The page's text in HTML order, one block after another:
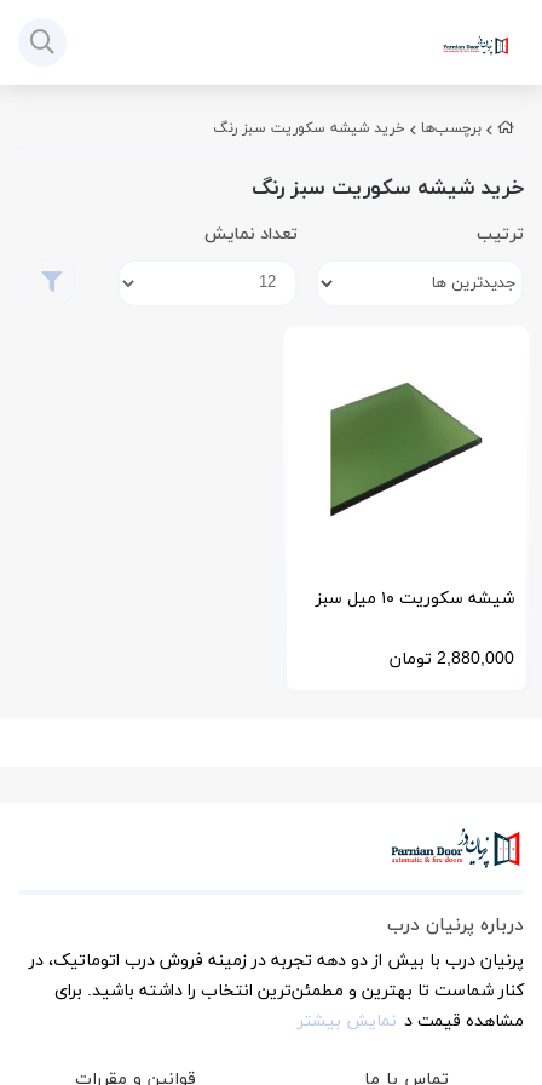
برچسب‌ها خرید شیشه سکوریت سبز رنگ
خرید شیشه سکوریت سبز رنگ
ترتیب تعداد نمایش
شیشه سکوریت ۱۰ میل سبز
فلوت با برش سفارشی
2,880,000 تومان
درباره پرنیان درب
پرنیان درب با بیش از دو دهه تجربه در زمینه فروش درب اتوماتیک، در
کنار شماست تا بهترین و مطمئن‌ترین انتخاب را داشته باشید. برای
مشاهده قیمت د نمایش بیشتر
تماس با ما قوانین و مقررات